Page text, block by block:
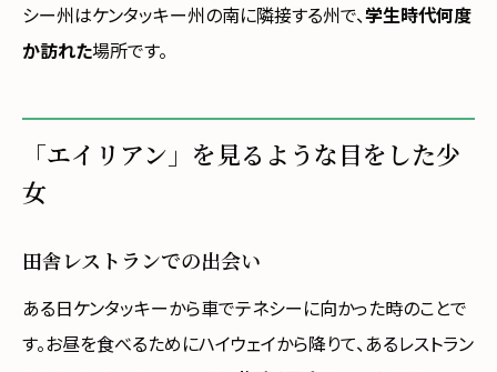
シー州はケンタッキー州の南に隣接する州で、学生時代何度
か訪れた場所です。
「エイリアン」を見るような目をした少
女
田舎レストランでの出会い
ある日ケンタッキーから車でテネシーに向かった時のことで
す。お昼を食べるためにハイウェイから降りて、あるレストラン